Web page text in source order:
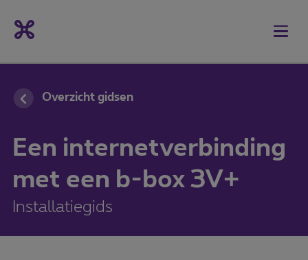
Overzicht gidsen
Een internetverbinding
met een b-box 3V+
Installatiegids
4